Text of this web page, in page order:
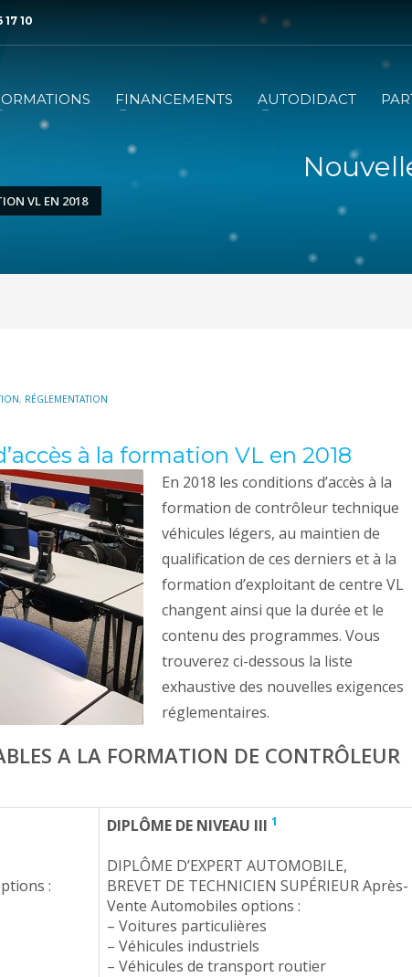
17 10
FINANCEMENTS AUTODIDACT
VL EN 2018
, RÉGLEMENTATION
à la formation VL en 2018
En 2018 les conditions d’accès à la
formation de contrôleur technique
véhicules légers, au maintien de
qualification de ces derniers et à la
formation d’exploitant de centre VL
changent ainsi que la durée et le
contenu des programmes. Vous
trouverez ci-dessous la liste
exhaustive des nouvelles exigences
réglementaires.
A LA FORMATION DE CONTRÔLEUR
:
DIPLÔME DE NIVEAU III 1
DIPLÔME D’EXPERT AUTOMOBILE,
BREVET DE TECHNICIEN SUPÉRIEUR Après-
Vente Automobiles options :
– Voitures particulières
– Véhicules industriels
– Véhicules de transport routier